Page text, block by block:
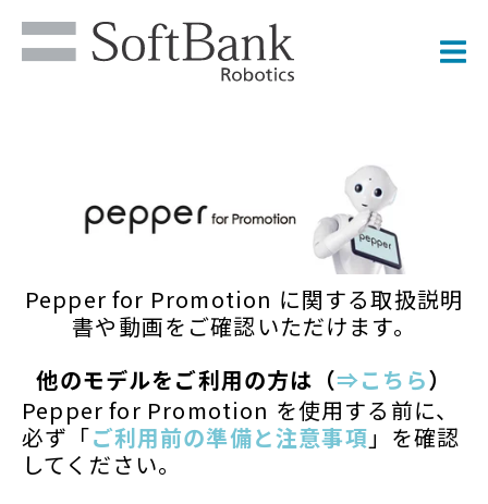
Pepper for Promotion に関する取扱説明
書や動画をご確認いただけます。
他のモデルをご利用の方は（⇒こちら）
Pepper for Promotion を使用する前に、
必ず「ご利用前の準備と注意事項 」を確認
してください。